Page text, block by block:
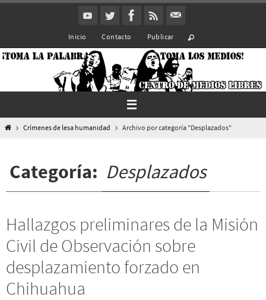
Inicio Contacto Publicar
InicioCrímenes de lesa humanidad Archivo por categoría "Desplazados"
Categoría: Desplazados
Hallazgos preliminares de la Misión
Civil de Observación sobre
desplazamiento forzado en
Chihuahua